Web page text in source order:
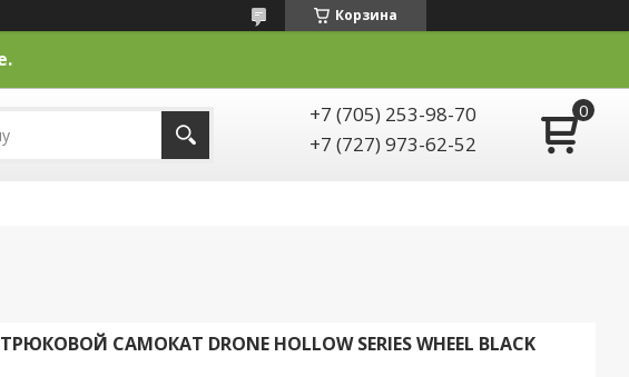
Корзина
+7 (705) 253-98-70
+7 (727) 973-62-52
САМОКАТ DRONE HOLLOW SERIES WHEEL BLACK